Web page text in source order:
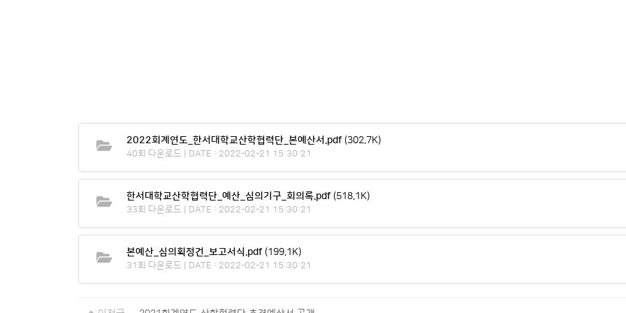
2022회계연도_한서대학교산학협력단_본예산서.pdf(302.7K)
40회 다운로드 | DATE : 2022-02-21 15:30:21
한서대학교산학협력단_예산_심의기구_회의록.pdf(518.1K)
33회 다운로드 | DATE : 2022-02-21 15:30:21
본예산_심의획정건_보고서식.pdf(199.1K)
31회 다운로드 | DATE : 2022-02-21 15:30:21